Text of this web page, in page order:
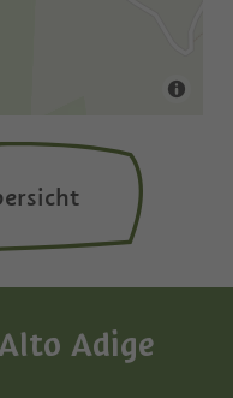
Adige